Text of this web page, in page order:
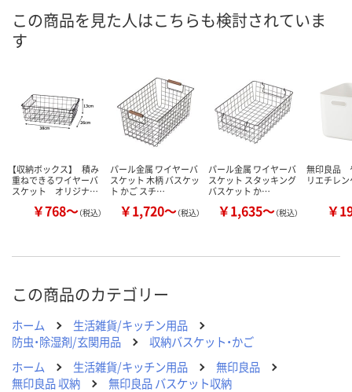
8月11日（火）
カゴへ カゴへ カ
この商品を見た人はこちらも検討されていま
す
【収納ボックス】 積み
重ねできるワイヤーバ
スケット オリジナ…
￥768～（税込）
パール金属 ワイヤーバ
スケット 木柄 バスケッ
ト かご スチ…
￥1,720～（税込）
パール金属 ワイヤーバ
スケット スタッキング
バスケット か…
￥1,635～（税込）
無印良品
リエチレ
￥
この商品のカテゴリー
ホーム
生活雑貨/キッチン用品
防虫・除湿剤/玄関用品
収納バスケット・かご
ホーム
生活雑貨/キッチン用品
無印良品
無印良品 収納
無印良品 バスケット収納